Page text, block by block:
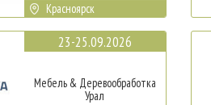
Красноярск
23-25.09.2026
Мебель & Деревообработка
Урал